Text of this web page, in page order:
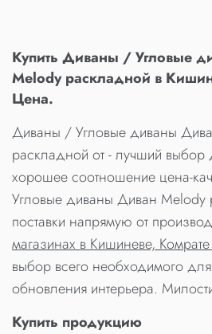
Купить Диваны / Угловые
Melody раскладной в
Цена.
Диваны / Угловые диваны
раскладной от - лучший выбор
хорошее соотношение цена-
Угловые диваны Диван Melody
поставки напрямую от
магазинах в Кишиневе,
выбор всего необходимого
обновления интерьера.
Купить продукцию